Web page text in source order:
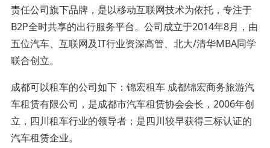
责任公司旗下品牌，是以移动互联网技术为依托，专注于
B2P全时共享的出行服务平台。公司成立于2014年8月，由
五位汽车、互联网及IT行业资深高管、北大/清华MBA同学
联合创立。
成都可以租车的公司如下：锦宏租车 成都锦宏商务旅游汽
车租赁有限公司，是成都市汽车租赁协会会长，2006年创
立，四川租车行业的领导者；是四川较早获得三标认证的
汽车租赁企业。